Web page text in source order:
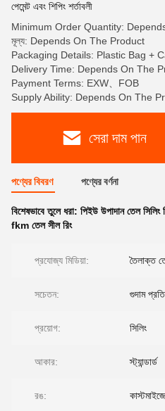
পেমেন্ট এবং শিপিং শর্তাবলী
Minimum Order Quantity:
মূল্য: Depends On The Product
Packaging Details: Plastic Bag +
Delivery Time: Depends On The
Payment Terms: EXW、FOB
Supply Ability: Depends On The
সেরা দাম পান
পণ্যের বিবরণ পণ্যের বর্ণনা
বিশেষভাবে তুলে ধরা: পিইউ উপাদান তেল সিলিং
fkm তেল সীল রিং
প্রযোজ্য মিডিয়া: তৈলাক্ত
সচেতন: গুদাম
প্রয়োগ: সিলিং
আকার: স্ট্যান্ডার্ড
রঙ: